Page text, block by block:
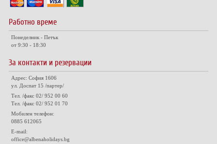
Работно време
Понеделник - Петък
от 9:30 - 18:30
За контакти и резервации
Адрес: София 1606
ул. Доспат 15 /партер/
Тел. /факс 02/ 952 00 60
Тел. /факс 02/ 952 01 70
Мобилен телефон:
0885 612065
E-mail:
office@albenaholidays.bg